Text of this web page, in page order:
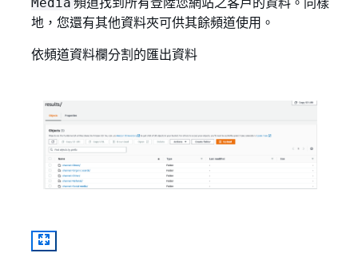
地，您還有其他資料夾可供其餘頻道使用。
依頻道資料欄分割的匯出資料